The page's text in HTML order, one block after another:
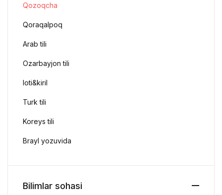
Qozoqcha
Qoraqalpoq
Arab tili
Ozarbayjon tili
loti&kiril
Turk tili
Koreys tili
Brayl yozuvida
Bilimlar sohasi